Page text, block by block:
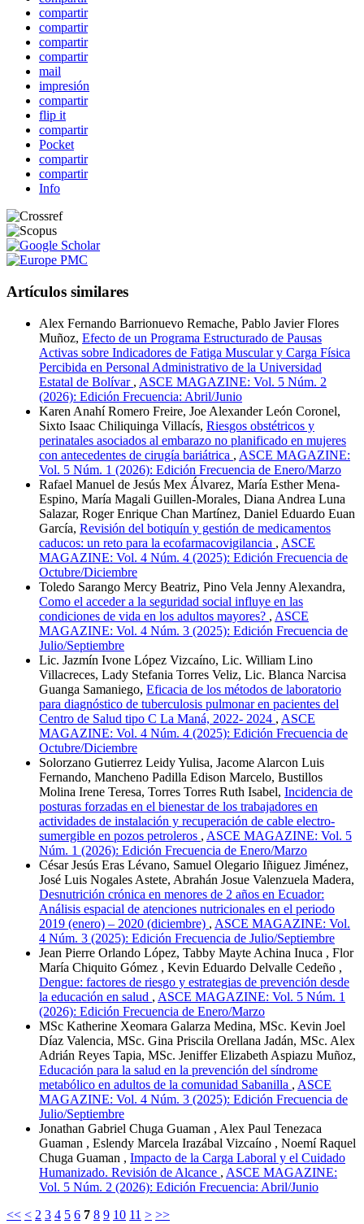
compartir
compartir
compartir
compartir
mail
impresión
compartir
flip it
compartir
Pocket
compartir
compartir
Info
Artículos similares
Alex Fernando Barrionuevo Remache, Pablo Javier Flores
Muñoz, Efecto de un Programa Estructurado de Pausas
Activas sobre Indicadores de Fatiga Muscular y Carga Física
Percibida en Personal Administrativo de la Universidad
Estatal de Bolívar , ASCE MAGAZINE: Vol. 5 Núm. 2
(2026): Edición Frecuencia: Abril/Junio
Karen Anahí Romero Freire, Joe Alexander León Coronel,
Sixto Isaac Chiliquinga Villacís, Riesgos obstétricos y
perinatales asociados al embarazo no planificado en mujeres
con antecedentes de cirugía bariátrica , ASCE MAGAZINE:
Vol. 5 Núm. 1 (2026): Edición Frecuencia de Enero/Marzo
Rafael Manuel de Jesús Mex Álvarez, María Esther Mena-
Espino, María Magali Guillen-Morales, Diana Andrea Luna
Salazar, Roger Enrique Chan Martínez, Daniel Eduardo Euan
García, Revisión del botiquín y gestión de medicamentos
caducos: un reto para la ecofarmacovigilancia , ASCE
MAGAZINE: Vol. 4 Núm. 4 (2025): Edición Frecuencia de
Octubre/Diciembre
Toledo Sarango Mercy Beatriz, Pino Vela Jenny Alexandra,
Como el acceder a la seguridad social influye en las
condiciones de vida en los adultos mayores? , ASCE
MAGAZINE: Vol. 4 Núm. 3 (2025): Edición Frecuencia de
Julio/Septiembre
Lic. Jazmín Ivone López Vizcaíno, Lic. William Lino
Villacreces, Lady Stefania Torres Veliz, Lic. Blanca Narcisa
Guanga Samaniego, Eficacia de los métodos de laboratorio
para diagnóstico de tuberculosis pulmonar en pacientes del
Centro de Salud tipo C La Maná, 2022- 2024 , ASCE
MAGAZINE: Vol. 4 Núm. 4 (2025): Edición Frecuencia de
Octubre/Diciembre
Solorzano Gutierrez Leidy Yulisa, Jacome Alarcon Luis
Fernando, Mancheno Padilla Edison Marcelo, Bustillos
Molina Irene Teresa, Torres Torres Ruth Isabel, Incidencia de
posturas forzadas en el bienestar de los trabajadores en
actividades de instalación y recuperación de cable electro-
sumergible en pozos petroleros , ASCE MAGAZINE: Vol. 5
Núm. 1 (2026): Edición Frecuencia de Enero/Marzo
César Jesús Eras Lévano, Samuel Olegario Iñiguez Jiménez,
José Luis Nogales Astete, Abrahán Josue Valenzuela Madera,
Desnutrición crónica en menores de 2 años en Ecuador:
Análisis espacial de atenciones nutricionales en el periodo
2019 (enero) – 2020 (diciembre) , ASCE MAGAZINE: Vol.
4 Núm. 3 (2025): Edición Frecuencia de Julio/Septiembre
Jean Pierre Orlando López, Tabby Mayte Achina Inuca , Flor
María Chiquito Gómez , Kevin Eduardo Delvalle Cedeño ,
Dengue: factores de riesgo y estrategias de prevención desde
la educación en salud , ASCE MAGAZINE: Vol. 5 Núm. 1
(2026): Edición Frecuencia de Enero/Marzo
MSc Katherine Xeomara Galarza Medina, MSc. Kevin Joel
Díaz Valencia, MSc. Gina Priscila Orellana Jadán, MSc. Alex
Adrián Reyes Tapia, MSc. Jeniffer Elizabeth Aspiazu Muñoz,
Educación para la salud en la prevención del síndrome
metabólico en adultos de la comunidad Sabanilla , ASCE
MAGAZINE: Vol. 4 Núm. 3 (2025): Edición Frecuencia de
Julio/Septiembre
Jonathan Gabriel Chuga Guaman , Alex Paul Tenezaca
Guaman , Eslendy Marcela Irazábal Vizcaíno , Noemí Raquel
Chuga Guaman , Impacto de la Carga Laboral y el Cuidado
Humanizado. Revisión de Alcance , ASCE MAGAZINE:
Vol. 5 Núm. 2 (2026): Edición Frecuencia: Abril/Junio
<< < 2 3 4 5 6 7 8 9 10 11 > >>